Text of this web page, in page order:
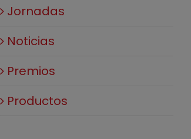
Jornadas
Noticias
Premios
Productos